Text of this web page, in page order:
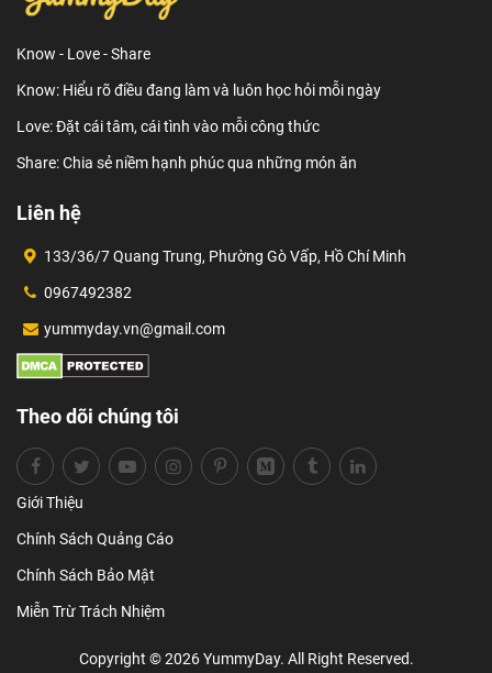
Know - Love - Share
Know: Hiểu rõ điều đang làm và luôn học hỏi mỗi ngày
Love: Đặt cái tâm, cái tình vào mỗi công thức
Share: Chia sẻ niềm hạnh phúc qua những món ăn
Liên hệ
133/36/7 Quang Trung, Phường Gò Vấp, Hồ Chí Minh
0967492382
yummyday.vn@gmail.com
Theo dõi chúng tôi
Giới Thiệu
Chính Sách Quảng Cáo
Chính Sách Bảo Mật
Miễn Trừ Trách Nhiệm
Copyright © 2026 YummyDay. All Right Reserved.